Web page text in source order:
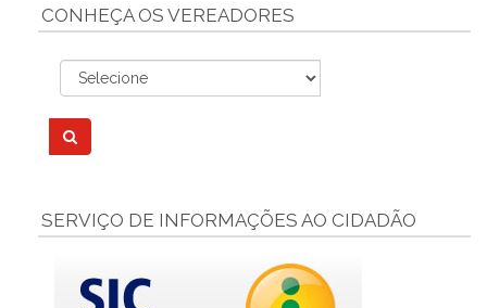
CONHEÇA OS VEREADORES
SERVIÇO DE INFORMAÇÕES AO CIDADÃO